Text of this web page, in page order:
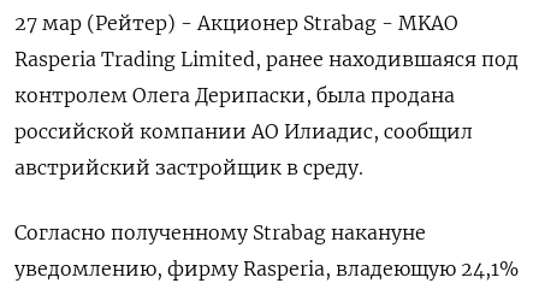
27 мар (Рейтер) - Акционер Strabag - MKAO
Rasperia Trading Limited, ранее находившаяся под
контролем Олега Дерипаски, была продана
российской компании АО Илиадис, сообщил
австрийский застройщик в среду.
Согласно полученному Strabag накануне
уведомлению, фирму Rasperia, владеющую 24,1%